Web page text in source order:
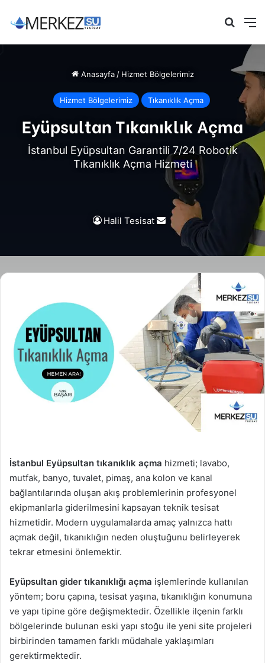
Anasayfa / Hizmet Bölgelerimiz
Hizmet Bölgelerimiz Tıkanıklık Açma
Eyüpsultan Tıkanıklık Açma
İstanbul Eyüpsultan Garantili 7/24 Robotik
Tıkanıklık Açma Hizmeti
Halil Tesisat
Bir
posta
İstanbul Eyüpsultan tıkanıklık açma hizmeti; lavabo,
mutfak, banyo, tuvalet, pimaş, ana kolon ve kanal
bağlantılarında oluşan akış problemlerinin profesyonel
ekipmanlarla giderilmesini kapsayan teknik tesisat
hizmetidir. Modern uygulamalarda amaç yalnızca hattı
açmak değil, tıkanıklığın neden oluştuğunu belirleyerek
tekrar etmesini önlemektir.
Eyüpsultan gider tıkanıklığı açma işlemlerinde kullanılan
yöntem; boru çapına, tesisat yaşına, tıkanıklığın konumuna
ve yapı tipine göre değişmektedir. Özellikle ilçenin farklı
bölgelerinde bulunan eski yapı stoğu ile yeni site projeleri
birbirinden tamamen farklı müdahale yaklaşımları
gerektirmektedir.